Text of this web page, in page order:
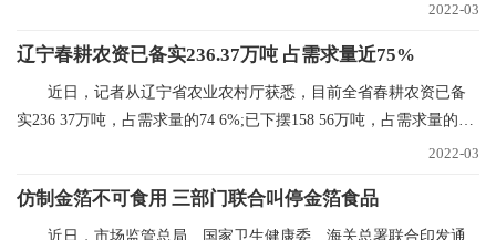
2022-03
辽宁春耕农资已备实236.37万吨 占需求量近75%
近日，记者从辽宁省农业农村厅获悉，目前全省春耕农资已备
实236 37万吨，占需求量的74 6%;已下摆158 56万吨，占需求量的
2022-03
仿制金箔不可食用 三部门联合叫停金箔食品
近日，市场监管总局、国家卫生健康委、海关总署联合印发通